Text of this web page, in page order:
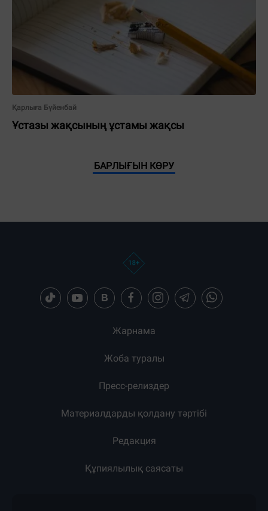
Қарлыға Бүйенбай
Ұстазы жақсының ұстамы жақсы
БАРЛЫҒЫН КӨРУ
Жарнама
Жоба туралы
Пресс-релиздер
Материалдарды қолдану тәртібі
Редакция
Құпиялылық саясаты